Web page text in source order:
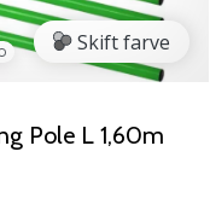
Skift farve
Pole L 1,60m